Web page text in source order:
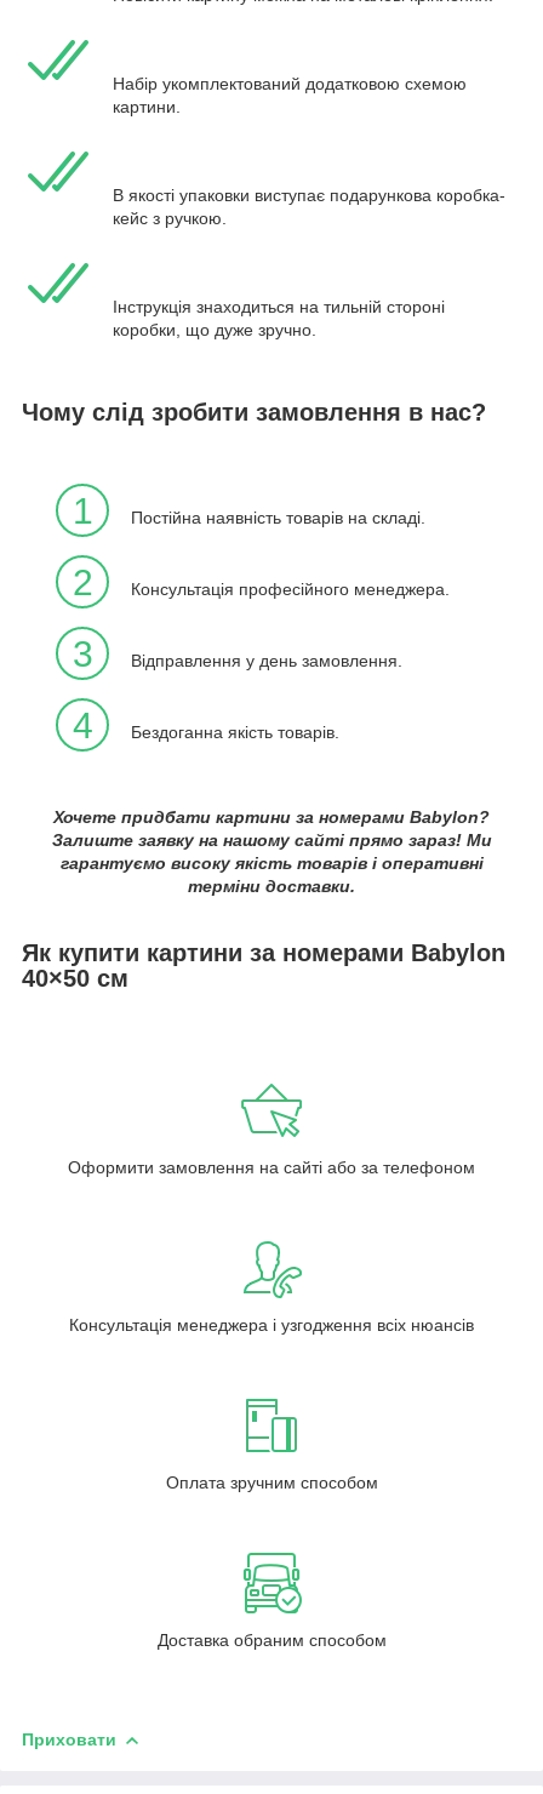
Набір укомплектований додатковою схемою
картини.
В якості упаковки виступає подарункова коробка-
кейс з ручкою.
Інструкція знаходиться на тильній стороні
коробки, що дуже зручно.
Чому слід зробити замовлення в нас?
1 Постійна наявність товарів на складі.
2 Консультація професійного менеджера.
3 Відправлення у день замовлення.
4 Бездоганна якість товарів.
Хочете придбати картини за номерами Babylon?
Залиште заявку на нашому сайті прямо зараз! Ми
гарантуємо високу якість товарів і оперативні
терміни доставки.
Як купити картини за номерами Babylon
40×50 см
Оформити замовлення на сайті або за телефоном
Консультація менеджера і узгодження всіх нюансів
Оплата зручним способом
Доставка обраним способом
Приховати